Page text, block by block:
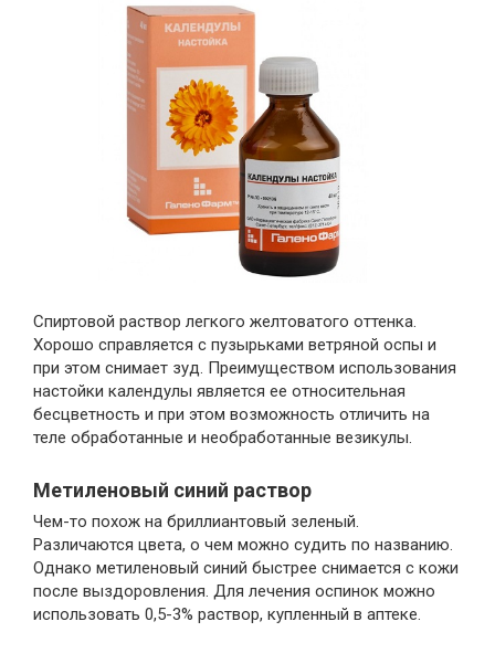
Спиртовой раствор легкого желтоватого оттенка.
Хорошо справляется с пузырьками ветряной оспы и
при этом снимает зуд. Преимуществом использования
настойки календулы является ее относительная
бесцветность и при этом возможность отличить на
теле обработанные и необработанные везикулы.
Метиленовый синий раствор
Чем-то похож на бриллиантовый зеленый.
Различаются цвета, о чем можно судить по названию.
Однако метиленовый синий быстрее снимается с кожи
после выздоровления. Для лечения оспинок можно
использовать 0,5-3% раствор, купленный в аптеке.